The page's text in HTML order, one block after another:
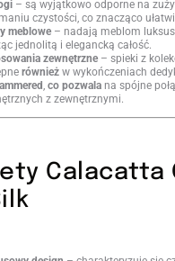
– są wyjątkowo odporne na
czystości, co znacząco
meblowe – nadają meblom
jednolitą i elegancką całość.
zewnętrzne – spieki z
również w wykończeniach
,co pozwala na spójne
z zewnętrznymi.
Calacatta